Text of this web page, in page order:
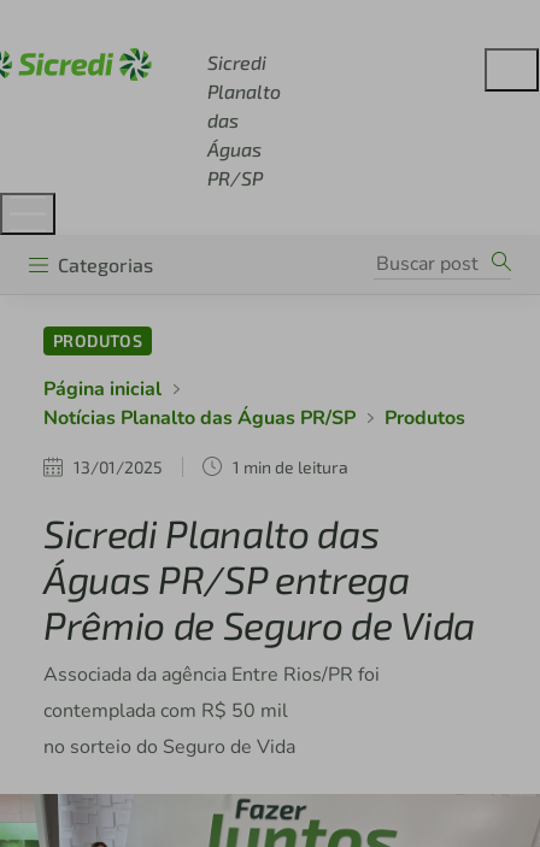
Sicredi
Planalto
das
Águas
PR/SP
Categorias
PRODUTOS
Página inicial
Notícias Planalto das Águas PR/SP
Produtos
13/01/2025 1 min de leitura
Sicredi Planalto das
Águas PR/SP entrega
Prêmio de Seguro de Vida
Associada da agência Entre Rios/PR foi
contemplada com R$ 50 mil
no sorteio do Seguro de Vida